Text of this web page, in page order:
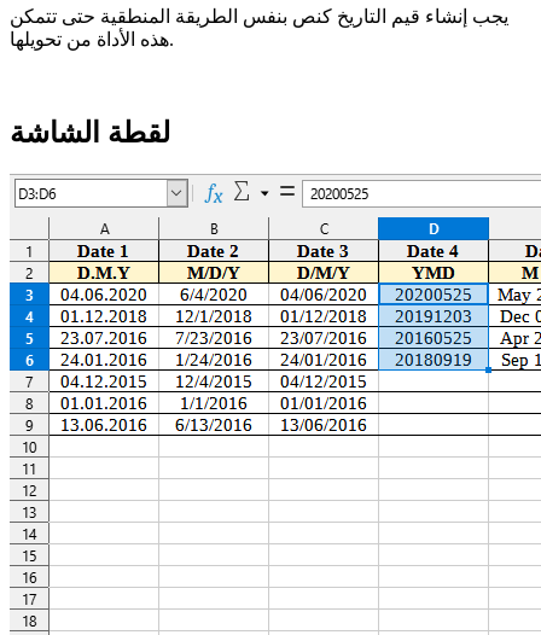
يجب إنشاء قيم التاريخ كنص بنفس الطريقة المنطقية حتى تتمكن
هذه الأداة من تحويلها.
لقطة الشاشة